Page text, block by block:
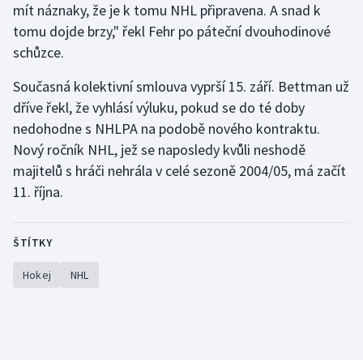
Sportovní střelba
Stolní tenis
Triatlon
Veslování
Vodní slalom
Ostatní
mít náznaky, že je k tomu NHL připravena. A snad k
tomu dojde brzy," řekl Fehr po páteční dvouhodinové
schůzce.
Současná kolektivní smlouva vyprší 15. září. Bettman už
dříve řekl, že vyhlásí výluku, pokud se do té doby
nedohodne s NHLPA na podobě nového kontraktu.
Nový ročník NHL, jež se naposledy kvůli neshodě
majitelů s hráči nehrála v celé sezoně 2004/05, má začít
11. října.
ŠTÍTKY
Hokej NHL